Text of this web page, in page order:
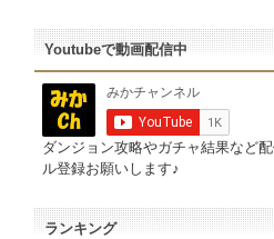
Youtubeで動画配信中
ダンジョン攻略やガチャ結果など
ル登録お願いします♪
ランキング